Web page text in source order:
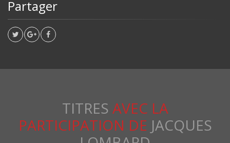
Partager
TITRES AVEC LA
PARTICIPATION DE JACQUES